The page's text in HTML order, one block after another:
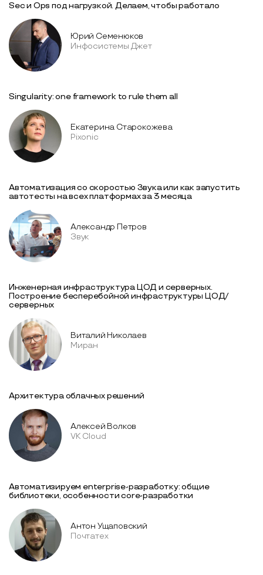
Sec и Ops под нагрузкой. Делаем, чтобы работало
Юрий Семенюков
Инфосистемы Джет
Singularity: one framework to rule them all
Екатерина Старокожева
Pixonic
Автоматизация со скоростью Звука или как запустить
автотесты на всех платформах за 3 месяца
Александр Петров
Звук
Инженерная инфраструктура ЦОД и серверных.
Построение бесперебойной инфраструктуры ЦОД/
серверных
Виталий Николаев
Миран
Архитектура облачных решений
Алексей Волков
VK Cloud
Автоматизируем enterprise-разработку: общие
библиотеки, особенности core-разработки
Антон Ущаповский
Почтатех